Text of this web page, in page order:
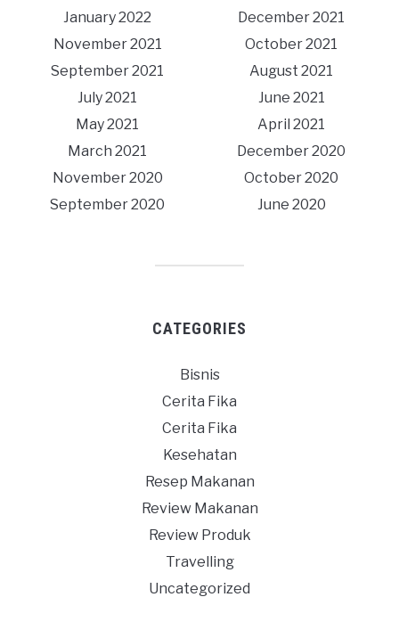
January 2022
December 2021
November 2021
October 2021
September 2021
August 2021
July 2021
June 2021
May 2021
April 2021
March 2021
December 2020
November 2020
October 2020
September 2020
June 2020
CATEGORIES
Bisnis
Cerita Fika
Cerita Fika
Kesehatan
Resep Makanan
Review Makanan
Review Produk
Travelling
Uncategorized